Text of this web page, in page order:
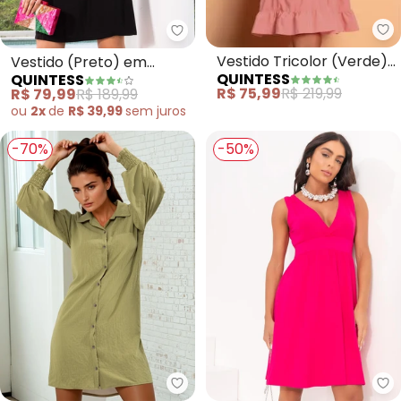
Quintess - Vestido (Preto) em
Vestido (Preto) em
Viscose Plana Sarjada
QUINTESS
R$ 79,99R$ 189,99
ou 2xde R$ 39,99sem juros
Vestido Tricolor (Verde)
Soltinho com Franzidos
QUINTESS
R$ 75,99R$ 219,99
-70%
Quintess - Vestido (Verde) em
-50%